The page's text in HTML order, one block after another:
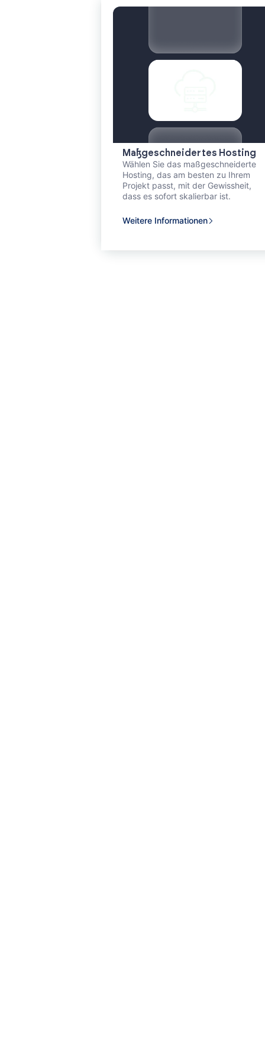
Maßgeschneidertes Hosting
Wählen Sie das maßgeschneiderte
Hosting, das am besten zu Ihrem
Projekt passt, mit der Gewissheit,
dass es sofort skalierbar ist.
Weitere Informationen